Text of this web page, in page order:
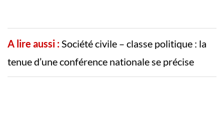
A lire aussi :Société civile – classe politique : la
tenue d’une conférence nationale se précise